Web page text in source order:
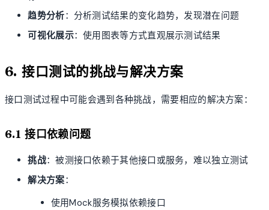
趋势分析：分析测试结果的变化趋势，发现潜在问题
可视化展示：使用图表等方式直观展示测试结果
6. 接口测试的挑战与解决方案
接口测试过程中可能会遇到各种挑战，需要相应的解决方案：
6.1 接口依赖问题
挑战：被测接口依赖于其他接口或服务，难以独立测试
解决方案：
使用Mock服务模拟依赖接口